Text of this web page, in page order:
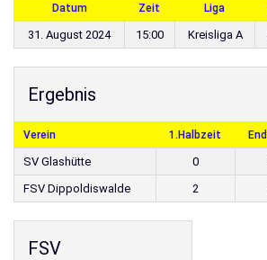
Datum Zeit Liga
31. August 2024 15:00 Kreisliga A
Ergebnis
Verein 1.Halbzeit
SV Glashütte 0
FSV Dippoldiswalde
2
FSV